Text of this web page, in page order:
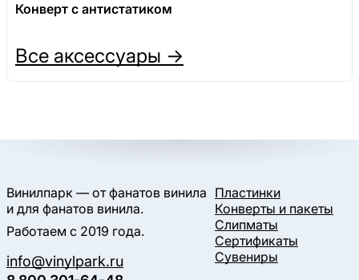
Конверт с антистатиком
Все аксессуары →
Винилпарк — от фанатов винила
и для фанатов винила.
Работаем с 2019 года.
info@vinylpark.ru
Пластинки
Конверты и пакеты
Слипматы
Сертификаты
Сувениры